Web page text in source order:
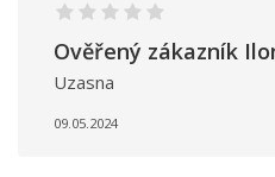
Ověřený zákazník
Uzasna
09.05.2024